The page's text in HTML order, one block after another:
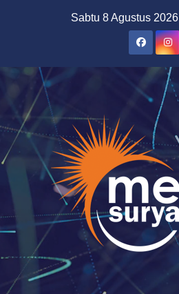
Sabtu 8 Agustus 2026